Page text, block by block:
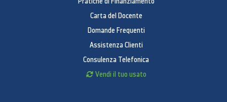
Carta del Docente
Domande Frequenti
Assistenza Clienti
Consulenza Telefonica
Vendi il tuo usato